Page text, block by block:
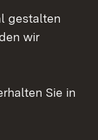
gestalten
wir
Sie in